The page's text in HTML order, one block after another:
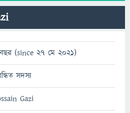
(since 27 মে 2021)
সদস্য
Gazi